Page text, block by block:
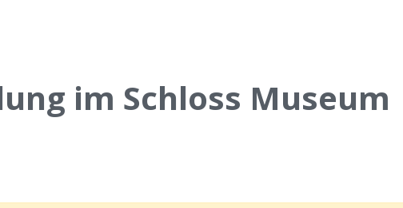
im Schloss Museum